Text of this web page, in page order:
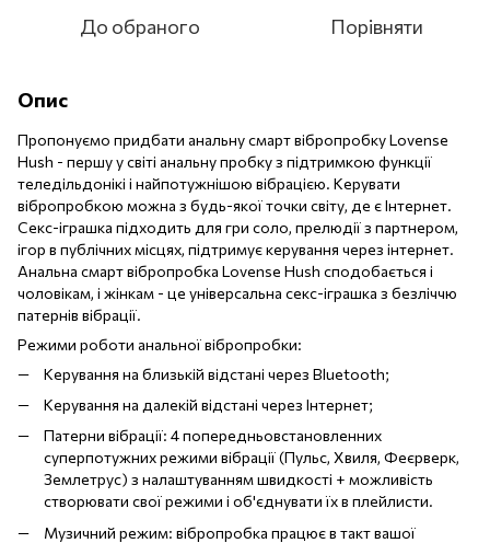
До обраного Порівняти
Опис
Пропонуємо придбати анальну смарт вібропробку Lovense
Hush - першу у світі анальну пробку з підтримкою функції
теледільдонікі і найпотужнішою вібрацією. Керувати
вібропробкою можна з будь-якої точки світу, де є Інтернет.
Секс-іграшка підходить для гри соло, прелюдії з партнером,
ігор в публічних місцях, підтримує керування через інтернет.
Анальна смарт вібропробка Lovense Hush сподобається і
чоловікам, і жінкам - це універсальна секс-іграшка з безліччю
патернів вібрації.
Режими роботи анальної вібропробки:
Керування на близькій відстані через Bluetooth;
Керування на далекій відстані через Інтернет;
Патерни вібрації: 4 попередньовстановленних
суперпотужних режими вібрації (Пульс, Хвиля, Феєрверк,
Землетрус) з налаштуванням швидкості + можливість
створювати свої режими і об'єднувати їх в плейлисти.
Музичний режим: вібропробка працює в такт вашої